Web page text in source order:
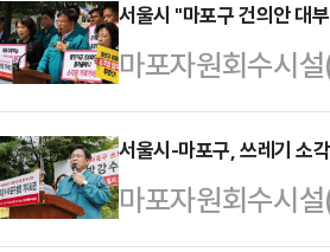
장하는 한편, 마
력히 반발하고 있
투쟁은 물론 피해
침이다.박강수 마
"절차적 하자, 불
서울시 "마포구 건의안 대
마포자원회수시
등이 격화되고 있
사항을 신중하게
사항 대부분이 협
서울시-마포구, 쓰레기 소
마포자원회수시